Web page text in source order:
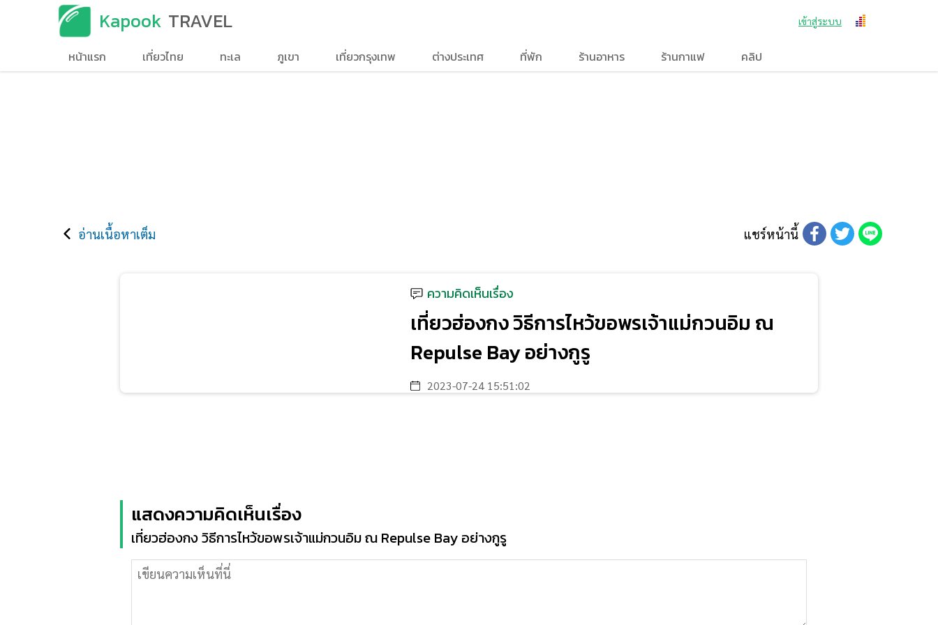
Kapook TRAVEL เข้าสู่ระบบ
หน้าแรก เที่ยวไทย ทะเล ภูเขา เที่ยวกรุงเทพ ต่างประเทศ ที่พัก ร้านอาหาร ร้านกาแฟ คลิป
อ่านเนื้อหาเต็ม แชร์หน้านี้
ความคิดเห็นเรื่อง
เที่ยวฮ่องกง วิธีการไหว้ขอพรเจ้าแม่กวนอิม ณ
Repulse Bay อย่างกูรู
2023-07-24 15:51:02
แสดงความคิดเห็นเรื่อง
เที่ยวฮ่องกง วิธีการไหว้ขอพรเจ้าแม่กวนอิม ณ Repulse Bay อย่างกูรู